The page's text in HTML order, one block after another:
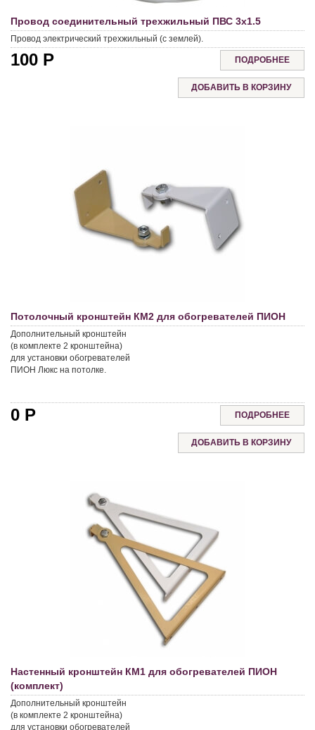
Провод соединительный трехжильный ПВС 3х1.5
Провод электрический трехжильный (с землей).
100 Р ПОДРОБНЕЕ
Потолочный кронштейн КМ2 для обогревателей ПИОН
Дополнительный кронштейн
(в комплекте 2 кронштейна)
для установки обогревателей
ПИОН Люкс на потолке.
0 Р ПОДРОБНЕЕ
Настенный кронштейн КМ1 для обогревателей ПИОН
(комплект)
Дополнительный кронштейн
(в комплекте 2 кронштейна)
для установки обогревателей